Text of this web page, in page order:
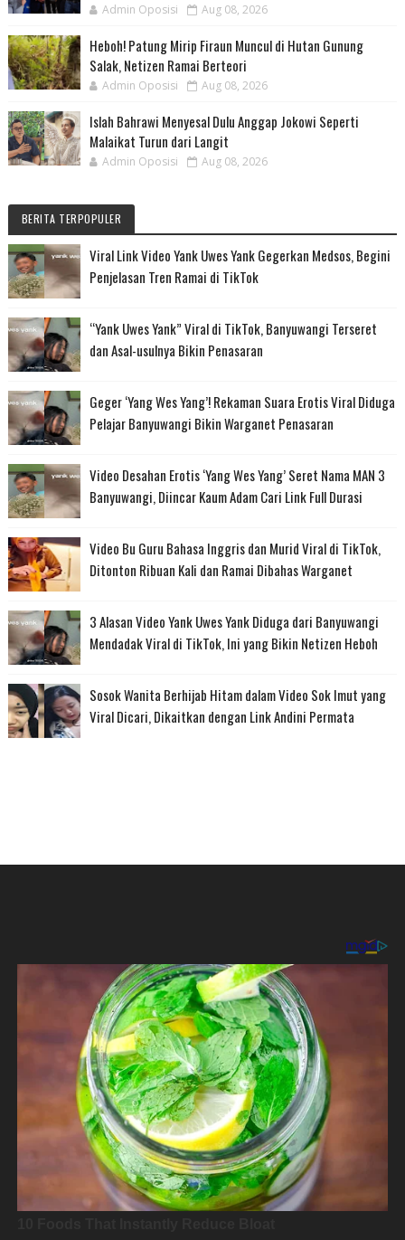
Admin Oposisi Aug 08, 2026
Heboh! Patung Mirip Firaun Muncul di Hutan Gunung
Salak, Netizen Ramai Berteori
Admin Oposisi Aug 08, 2026
Islah Bahrawi Menyesal Dulu Anggap Jokowi Seperti
Malaikat Turun dari Langit
Admin Oposisi Aug 08, 2026
BERITA TERPOPULER
Viral Link Video Yank Uwes Yank Gegerkan Medsos, Begini
Penjelasan Tren Ramai di TikTok
“Yank Uwes Yank” Viral di TikTok, Banyuwangi Terseret
dan Asal-usulnya Bikin Penasaran
Geger ‘Yang Wes Yang’! Rekaman Suara Erotis Viral Diduga
Pelajar Banyuwangi Bikin Warganet Penasaran
Video Desahan Erotis ‘Yang Wes Yang’ Seret Nama MAN 3
Banyuwangi, Diincar Kaum Adam Cari Link Full Durasi
Video Bu Guru Bahasa Inggris dan Murid Viral di TikTok,
Ditonton Ribuan Kali dan Ramai Dibahas Warganet
3 Alasan Video Yank Uwes Yank Diduga dari Banyuwangi
Mendadak Viral di TikTok, Ini yang Bikin Netizen Heboh
Sosok Wanita Berhijab Hitam dalam Video Sok Imut yang
Viral Dicari, Dikaitkan dengan Link Andini Permata